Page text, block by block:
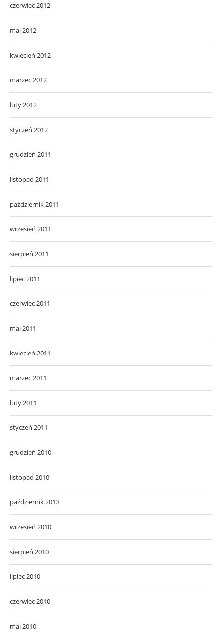
czerwiec 2012
maj 2012
kwiecień 2012
marzec 2012
luty 2012
styczeń 2012
grudzień 2011
listopad 2011
październik 2011
wrzesień 2011
sierpień 2011
lipiec 2011
czerwiec 2011
maj 2011
kwiecień 2011
marzec 2011
luty 2011
styczeń 2011
grudzień 2010
listopad 2010
październik 2010
wrzesień 2010
sierpień 2010
lipiec 2010
czerwiec 2010
maj 2010